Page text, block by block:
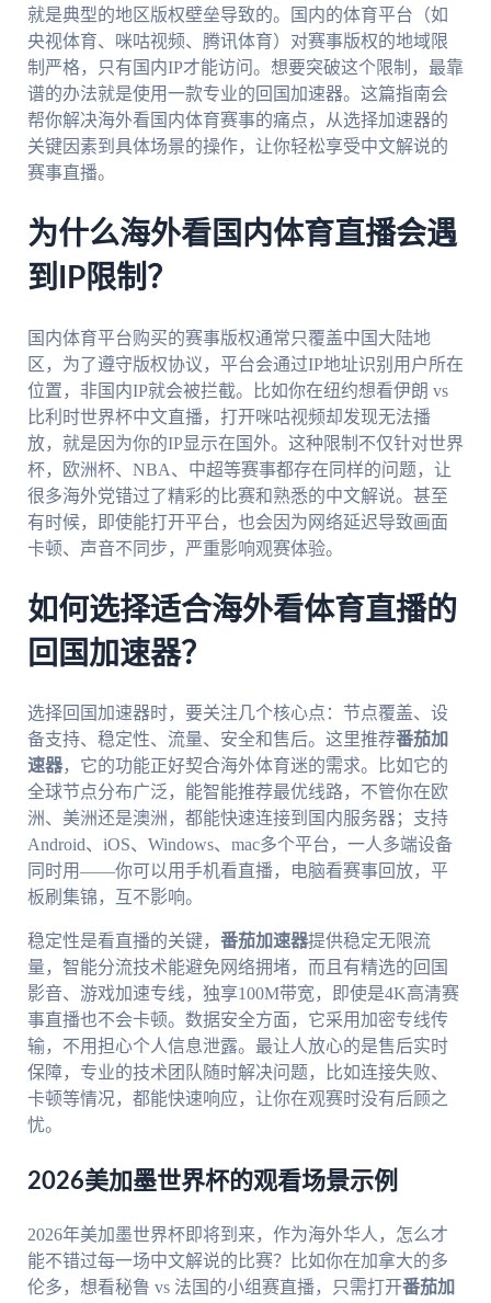
就是典型的地区版权壁垒导致的。国内的体育平台（如
央视体育、咪咕视频、腾讯体育）对赛事版权的地域限
制严格，只有国内IP才能访问。想要突破这个限制，最靠
谱的办法就是使用一款专业的回国加速器。这篇指南会
帮你解决海外看国内体育赛事的痛点，从选择加速器的
关键因素到具体场景的操作，让你轻松享受中文解说的
赛事直播。
为什么海外看国内体育直播会遇
到IP限制？
国内体育平台购买的赛事版权通常只覆盖中国大陆地
区，为了遵守版权协议，平台会通过IP地址识别用户所在
位置，非国内IP就会被拦截。比如你在纽约想看伊朗 vs
比利时世界杯中文直播，打开咪咕视频却发现无法播
放，就是因为你的IP显示在国外。这种限制不仅针对世界
杯，欧洲杯、NBA、中超等赛事都存在同样的问题，让
很多海外党错过了精彩的比赛和熟悉的中文解说。甚至
有时候，即使能打开平台，也会因为网络延迟导致画面
卡顿、声音不同步，严重影响观赛体验。
如何选择适合海外看体育直播的
回国加速器？
选择回国加速器时，要关注几个核心点：节点覆盖、设
备支持、稳定性、流量、安全和售后。这里推荐番茄加
速器，它的功能正好契合海外体育迷的需求。比如它的
全球节点分布广泛，能智能推荐最优线路，不管你在欧
洲、美洲还是澳洲，都能快速连接到国内服务器；支持
Android、iOS、Windows、mac多个平台，一人多端设备
同时用——你可以用手机看直播，电脑看赛事回放，平
板刷集锦，互不影响。
稳定性是看直播的关键， 番茄加速器提供稳定无限流
量，智能分流技术能避免网络拥堵，而且有精选的回国
影音、游戏加速专线，独享100M带宽，即使是4K高清赛
事直播也不会卡顿。数据安全方面，它采用加密专线传
输，不用担心个人信息泄露。最让人放心的是售后实时
保障，专业的技术团队随时解决问题，比如连接失败、
卡顿等情况，都能快速响应，让你在观赛时没有后顾之
忧。
2026美加墨世界杯的观看场景示例
2026年美加墨世界杯即将到来，作为海外华人，怎么才
能不错过每一场中文解说的比赛？比如你在加拿大的多
伦多，想看秘鲁 vs 法国的小组赛直播，只需打开番茄加